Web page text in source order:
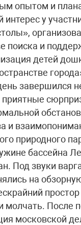
опытом и
у
поиска и
детей
завершился
и
природного
бассейна
Под звуки
на
молчать. После
московской